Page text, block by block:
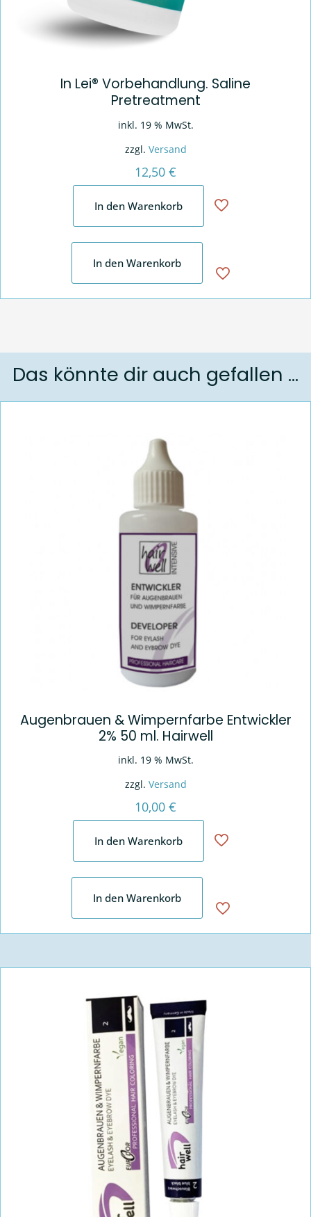
In Lei® Vorbehandlung. Saline
Pretreatment
inkl. 19 % MwSt.
zzgl. Versand
12,50 €
In den Warenkorb
In den Warenkorb
Das könnte dir auch gefallen …
Augenbrauen & Wimpernfarbe Entwickler
2% 50 ml. Hairwell
inkl. 19 % MwSt.
zzgl. Versand
10,00 €
In den Warenkorb
In den Warenkorb